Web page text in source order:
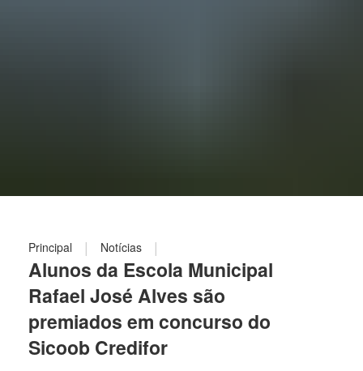
Principal | Notícias |
Alunos da Escola Municipal
Rafael José Alves são
premiados em concurso do
Sicoob Credifor